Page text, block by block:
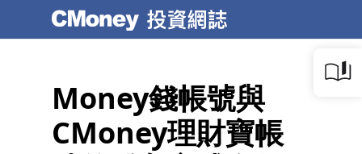
Money錢帳號與
CMoney理財寶帳